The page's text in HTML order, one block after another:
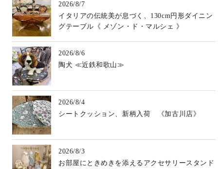
2026/8/7
イタリアの伝統美が息づく、130cm円形ダイニン
グテーブル《 メゾン・ド・マルシェ 》
2026/8/6
陶犬 ≪近鉄和歌山≫
2026/8/4
シートクッション、新柄入荷 《加古川店》
2026/8/3
お部屋にときめきを添えるアクセサリースタンド